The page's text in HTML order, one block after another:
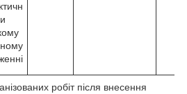
робіт після внесення